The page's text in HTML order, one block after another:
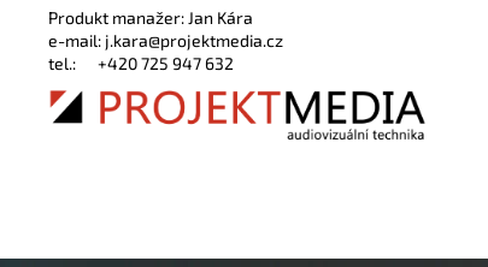
Produkt manažer: Jan Kára
e-mail: j.kara@projektmedia.cz
tel.: +420 725 947 632